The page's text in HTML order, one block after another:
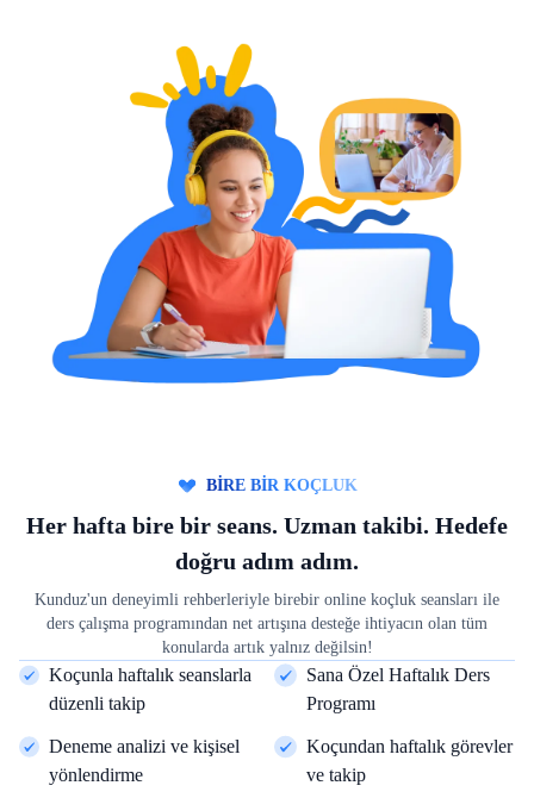
BİRE BİR KOÇLUK
Her hafta bire bir seans. Uzman takibi. Hedefe
doğru adım adım.
Kunduz'un deneyimli rehberleriyle birebir online koçluk seansları ile
ders çalışma programından net artışına desteğe ihtiyacın olan tüm
konularda artık yalnız değilsin!
Koçunla haftalık seanslarla
düzenli takip
Sana Özel Haftalık Ders
Programı
Deneme analizi ve kişisel
yönlendirme
Koçundan haftalık görevler
ve takip